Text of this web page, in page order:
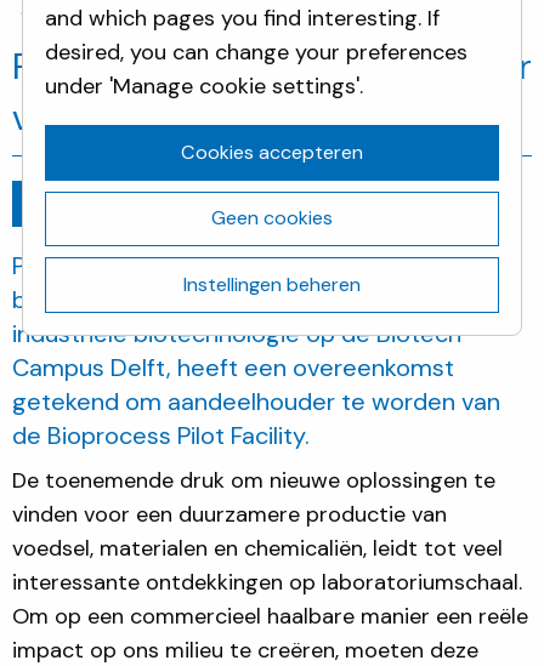
Nieuws Planet B.io wordt aandeelhouder van de
Planet B.io wordt aandeelhouder
van de Bioprocess Pilot Facility
Planet B.io, de stichting die zich inzet voor het
bouwen van een innovatie-ecosysteem voor
industriële biotechnologie op de Biotech
Campus Delft, heeft een overeenkomst
getekend om aandeelhouder te worden van
de Bioprocess Pilot Facility.
De toenemende druk om nieuwe oplossingen te
vinden voor een duurzamere productie van
voedsel, materialen en chemicaliën, leidt tot veel
interessante ontdekkingen op laboratoriumschaal.
Om op een commercieel haalbare manier een reële
impact op ons milieu te creëren, moeten deze
and which pages you find interesting. If
desired, you can change your preferences
under 'Manage cookie settings'.
Cookies accepteren
Geen cookies
Instellingen beheren